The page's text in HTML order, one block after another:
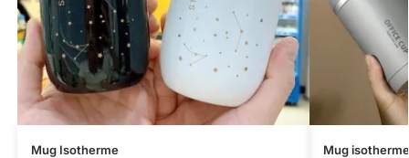
Mug Isotherme Mug isotherme